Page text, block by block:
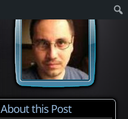
About this Post